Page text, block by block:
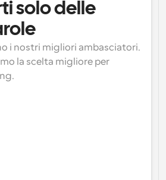
solo delle
i nostri migliori ambasciatori.
la scelta migliore per